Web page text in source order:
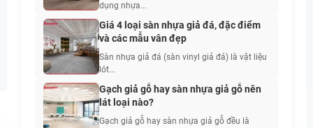
dụng nhựa...
Giá 4 loại sàn nhựa giả đá, đặc điểm
và các mẫu vân đẹp
Sàn nhựa giả đá (sàn vinyl giả đá) là vật liệu
lót...
Gạch giả gỗ hay sàn nhựa giả gỗ nên
lát loại nào?
Gạch giả gỗ hay sàn nhựa giả gỗ đều là